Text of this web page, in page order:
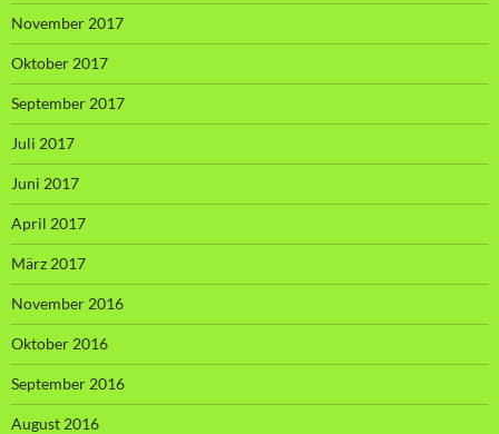
November 2017
Oktober 2017
September 2017
Juli 2017
Juni 2017
April 2017
März 2017
November 2016
Oktober 2016
September 2016
August 2016